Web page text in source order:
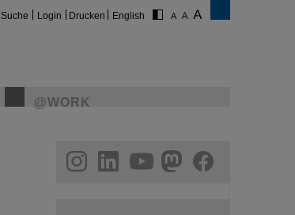
Suche Login Drucken English
@WORK
helmholtz.social
facebook